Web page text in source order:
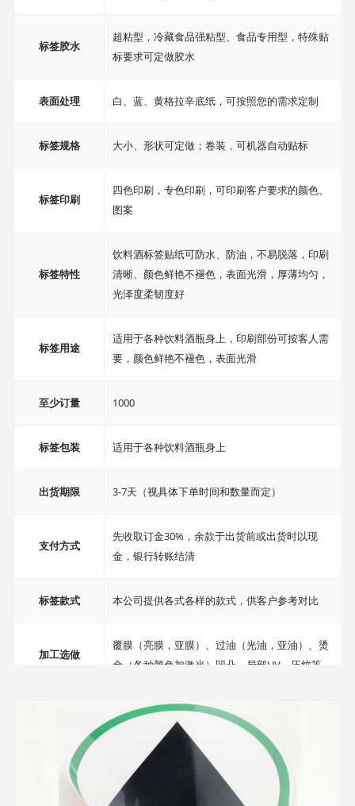
标签胶水
超粘型，冷藏食品强粘型、食品专用型，特殊贴
标要求可定做胶水
表面处理 白、蓝、黄格拉辛底纸，可按照您的需求定制
标签规格 大小、形状可定做；卷装，可机器自动贴标
标签印刷
四色印刷，专色印刷，可印刷客户要求的颜色、
图案
标签特性
饮料酒标签贴纸可防水、防油，不易脱落，印刷
清晰、颜色鲜艳不褪色，表面光滑，厚薄均匀，
光泽度柔韧度好
标签用途
适用于各种饮料酒瓶身上，印刷部份可按客人需
要，颜色鲜艳不褪色，表面光滑
至少订量 1000
标签包装 适用于各种饮料酒瓶身上
出货期限 3-7天（视具体下单时间和数量而定）
支付方式
先收取订金30%，余款于出货前或出货时以现
金，银行转账结清
标签款式 本公司提供各式各样的款式，供客户参考对比
加工选做
覆膜（亮膜，亚膜）、过油（光油，亚油）、烫
金（各种颜色加激光）凹凸、局部UV、压纹等